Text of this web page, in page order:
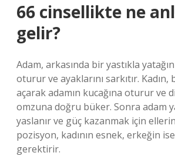
66 cinsellikte ne
gelir?
Adam, arkasında bir yastıkla
oturur ve ayaklarını sarkıtır. Kadın,
açarak adamın kucağına oturur ve
omzuna doğru büker. Sonra adam
yaslanır ve güç kazanmak için
pozisyon, kadının esnek, erkeğin
gerektirir.